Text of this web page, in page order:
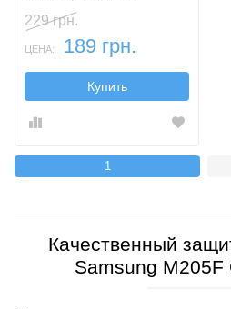
229 грн.
ЦЕНА: 189 грн.
Купить
1
Качественный
Samsung M205F